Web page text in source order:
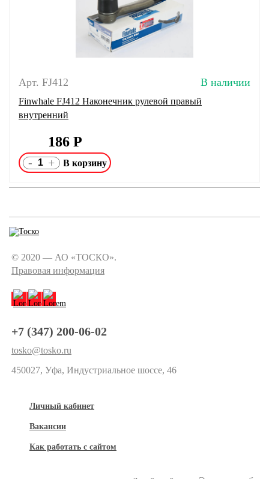
Арт. FJ412 В наличии
Finwhale FJ412 Наконечник рулевой правый
внутренний
186 Р
- +
© 2020 — АО «ТОСКО».
Правовая информация
+7 (347) 200-06-02
tosko@tosko.ru
450027, Уфа, Индустриальное шоссе, 46
Личный кабинет
Вакансии
Как работать с сайтом